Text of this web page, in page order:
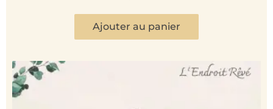
Ajouter au panier